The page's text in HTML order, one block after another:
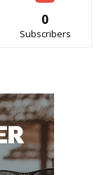
0
Subscribers